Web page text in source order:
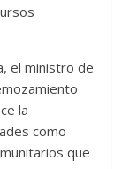
el ministro de
la
como
que